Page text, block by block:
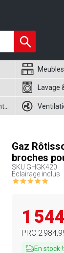
Lavage
Gaz
broches
SKU GHGK420
Éclairage inclus
1
PRC 2
En stock !: